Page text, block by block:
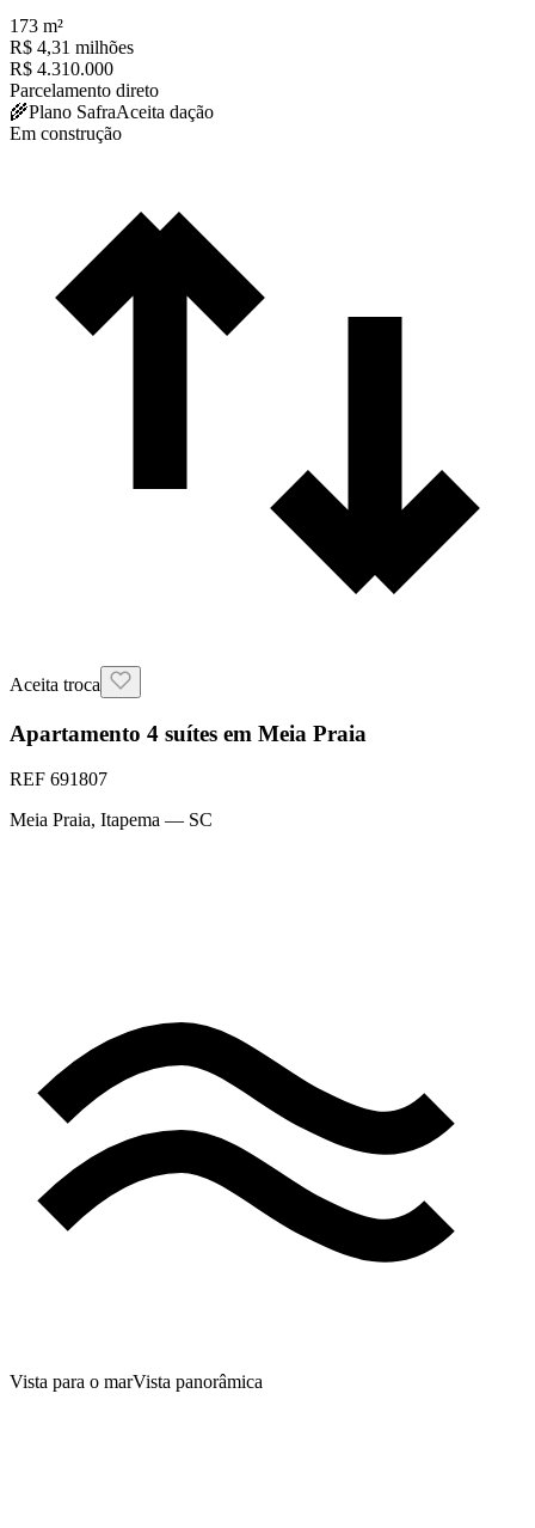
173 m²
R$ 4,31 milhões
R$ 4.310.000
Parcelamento direto
🌾Plano SafraAceita dação
Em construção
Aceita troca
Apartamento 4 suítes em Meia Praia
REF 691807
Meia Praia, Itapema — SC
Vista para o marVista panorâmica